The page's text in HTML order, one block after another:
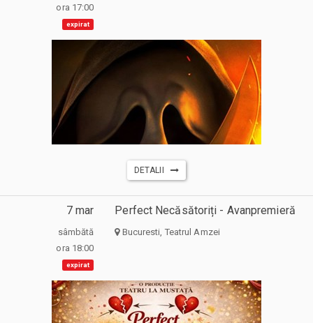
ora 17:00
expirat
DETALII
7 mar
sâmbătă
ora 18:00
expirat
Perfect Necăsătoriți - Avanpremieră
Bucuresti, Teatrul Amzei